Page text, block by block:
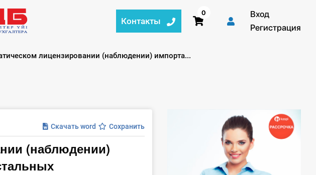
Контакты
0
Вход
Регистрация
лицензировании (наблюдении) импорта...
Скачать word Сохранить
(наблюдении)